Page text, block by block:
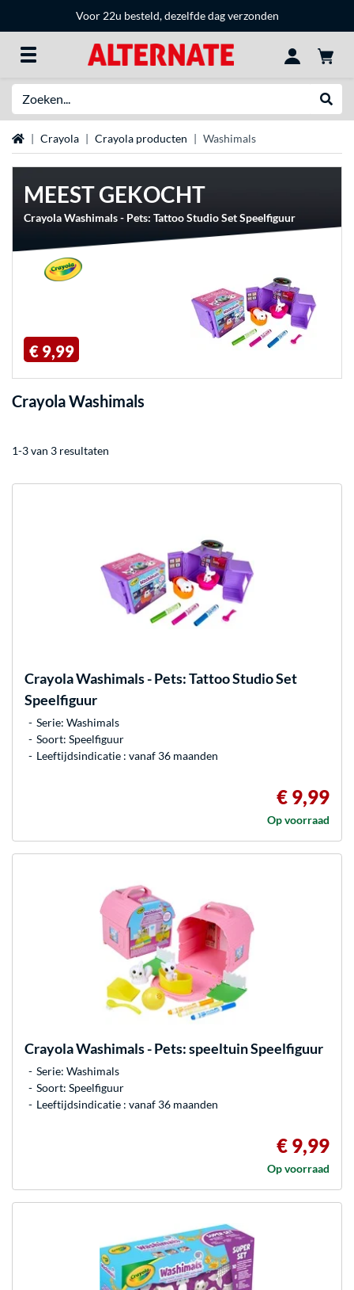
Voor 22u besteld, dezelfde dag verzonden
HomeCrayola Crayola producten Washimals
MEEST GEKOCHT
Crayola Washimals - Pets: Tattoo Studio Set Speelfiguur
€ 9,99
Crayola Washimals
1-3 van 3 resultaten
CrayolaWashimals - Pets: Tattoo Studio Set
Speelfiguur
Serie: Washimals
Soort: Speelfiguur
Leeftijdsindicatie : vanaf 36 maanden
€ 9,99
Op voorraad
CrayolaWashimals - Pets: speeltuin Speelfiguur
Serie: Washimals
Soort: Speelfiguur
Leeftijdsindicatie : vanaf 36 maanden
€ 9,99
Op voorraad